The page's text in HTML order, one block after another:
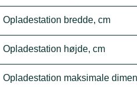
Opladestation bredde, cm
Opladestation højde, cm
Opladestation maksimale